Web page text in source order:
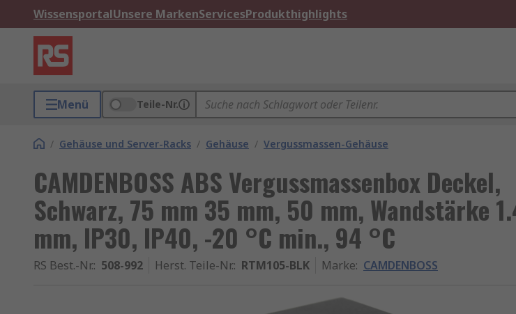
WissensportalUnsere MarkenServicesProdukthighlights
Menü Teile-Nr.
/ Gehäuse und Server-Racks / Gehäuse / Vergussmassen-Gehäuse
CAMDENBOSS ABS Vergussmassenbox Deckel,
Schwarz, 75 mm 35 mm, 50 mm, Wandstärke
mm, IP30, IP40, -20 °C min., 94 °C
RS Best.-Nr.: 508-992 Herst. Teile-Nr.: RTM105-BLK Marke: CAMDENBOSS